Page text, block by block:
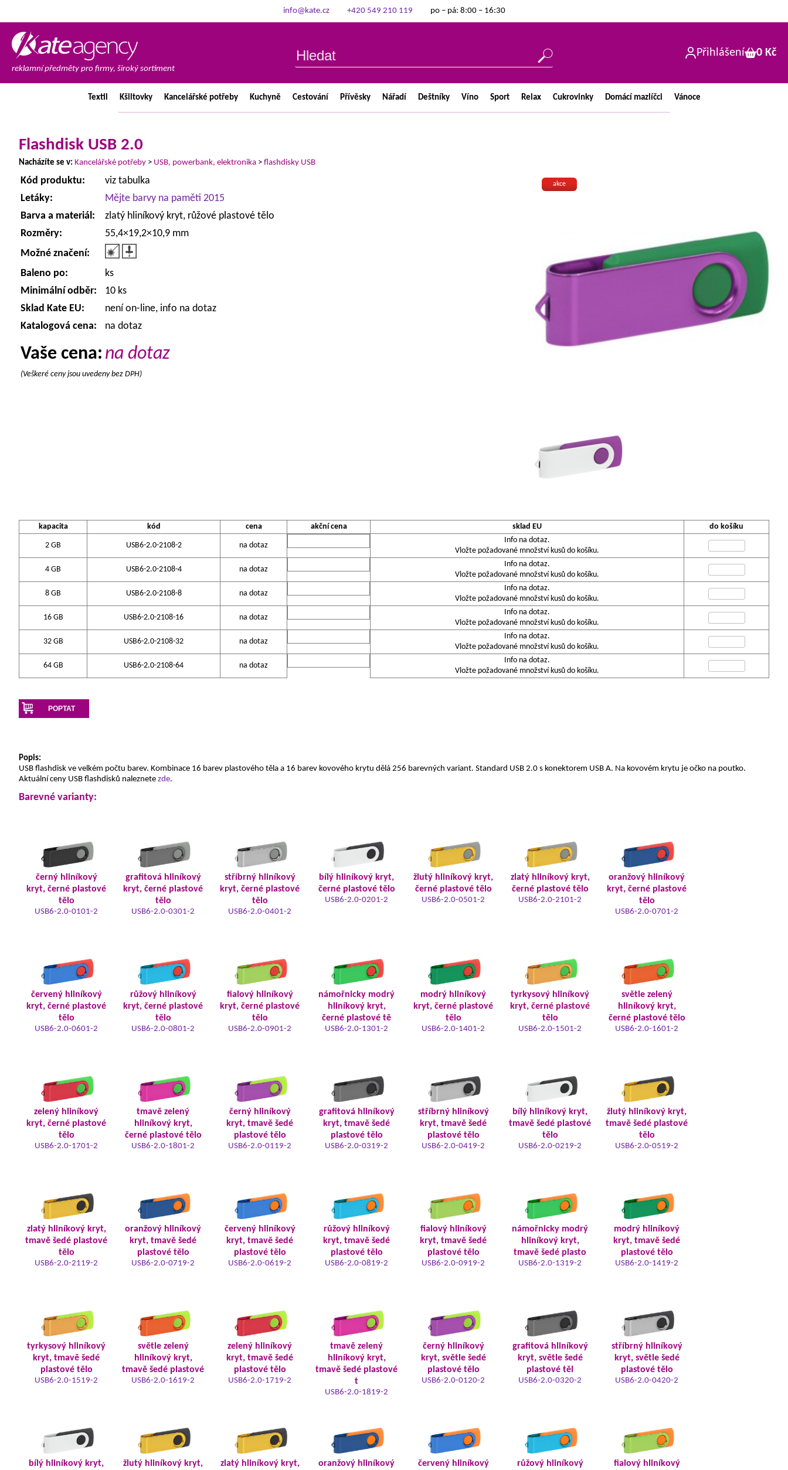
info@kate.cz +420 549 210 119 po – pá: 8:00 – 16:30
reklamní předměty pro firmy, široký sortiment
Přihlášení 0 Kč
Textil Kšiltovky Kancelářské potřeby Kuchyně Cestování Přívěsky Nářadí Deštníky Víno Sport Relax Cukrovinky Domácí mazlíčci Vánoce
Flashdisk USB 2.0
Nacházíte se v: Kancelářské potřeby > USB, powerbank, elektronika > flashdisky USB
akce
Kód produktu:
viz tabulka
Letáky:
Mějte barvy na paměti 2015
Barva a materiál:
zlatý hliníkový kryt, růžové plastové tělo
Rozměry:
55,4×19,2×10,9 mm
Možné značení:
Baleno po:
ks
Minimální odběr:
10 ks
Sklad Kate EU:
není on-line, info na dotaz
Katalogová cena:
na dotaz
Vaše cena: na dotaz
(Veškeré ceny jsou uvedeny bez DPH)
kapacita kód cena akční cena sklad EU do košíku
2 GB USB6-2.0-2108-2 na dotaz
Info na dotaz.
Vložte požadované množství kusů do košíku.
4 GB USB6-2.0-2108-4 na dotaz
Info na dotaz.
Vložte požadované množství kusů do košíku.
8 GB USB6-2.0-2108-8 na dotaz
Info na dotaz.
Vložte požadované množství kusů do košíku.
16 GB USB6-2.0-2108-16 na dotaz
Info na dotaz.
Vložte požadované množství kusů do košíku.
32 GB USB6-2.0-2108-32 na dotaz
Info na dotaz.
Vložte požadované množství kusů do košíku.
64 GB USB6-2.0-2108-64 na dotaz
Info na dotaz.
Vložte požadované množství kusů do košíku.
POPTAT
Popis:
USB flashdisk ve velkém počtu barev. Kombinace 16 barev plastového těla a 16 barev kovového krytu dělá 256 barevných variant. Standard USB 2.0 s konektorem USB A. Na kovovém krytu je očko na poutko.
Aktuální ceny USB flashdisků naleznete zde.
Barevné varianty:
černý hliníkový
kryt, černé plastové
tělo
USB6-2.0-0101-2
grafitová hliníkový
kryt, černé plastové
tělo
USB6-2.0-0301-2
stříbrný hliníkový
kryt, černé plastové
tělo
USB6-2.0-0401-2
bílý hliníkový kryt,
černé plastové tělo
USB6-2.0-0201-2
žlutý hliníkový kryt,
černé plastové tělo
USB6-2.0-0501-2
zlatý hliníkový kryt,
černé plastové tělo
USB6-2.0-2101-2
oranžový hliníkový
kryt, černé plastové
tělo
USB6-2.0-0701-2
červený hliníkový
kryt, černé plastové
tělo
USB6-2.0-0601-2
růžový hliníkový
kryt, černé plastové
tělo
USB6-2.0-0801-2
fialový hliníkový
kryt, černé plastové
tělo
USB6-2.0-0901-2
námořnicky modrý
hliníkový kryt,
černé plastové tě
USB6-2.0-1301-2
modrý hliníkový
kryt, černé plastové
tělo
USB6-2.0-1401-2
tyrkysový hliníkový
kryt, černé plastové
tělo
USB6-2.0-1501-2
světle zelený
hliníkový kryt,
černé plastové tělo
USB6-2.0-1601-2
zelený hliníkový
kryt, černé plastové
tělo
USB6-2.0-1701-2
tmavě zelený
hliníkový kryt,
černé plastové tělo
USB6-2.0-1801-2
černý hliníkový
kryt, tmavě šedé
plastové tělo
USB6-2.0-0119-2
grafitová hliníkový
kryt, tmavě šedé
plastové tělo
USB6-2.0-0319-2
stříbrný hliníkový
kryt, tmavě šedé
plastové tělo
USB6-2.0-0419-2
bílý hliníkový kryt,
tmavě šedé plastové
tělo
USB6-2.0-0219-2
žlutý hliníkový kryt,
tmavě šedé plastové
tělo
USB6-2.0-0519-2
zlatý hliníkový kryt,
tmavě šedé plastové
tělo
USB6-2.0-2119-2
oranžový hliníkový
kryt, tmavě šedé
plastové tělo
USB6-2.0-0719-2
červený hliníkový
kryt, tmavě šedé
plastové tělo
USB6-2.0-0619-2
růžový hliníkový
kryt, tmavě šedé
plastové tělo
USB6-2.0-0819-2
fialový hliníkový
kryt, tmavě šedé
plastové tělo
USB6-2.0-0919-2
námořnicky modrý
hliníkový kryt,
tmavě šedé plasto
USB6-2.0-1319-2
modrý hliníkový
kryt, tmavě šedé
plastové tělo
USB6-2.0-1419-2
tyrkysový hliníkový
kryt, tmavě šedé
plastové tělo
USB6-2.0-1519-2
světle zelený
hliníkový kryt,
tmavě šedé plastové
USB6-2.0-1619-2
zelený hliníkový
kryt, tmavě šedé
plastové tělo
USB6-2.0-1719-2
tmavě zelený
hliníkový kryt,
tmavě šedé plastové
t
USB6-2.0-1819-2
černý hliníkový
kryt, světle šedé
plastové tělo
USB6-2.0-0120-2
grafitová hliníkový
kryt, světle šedé
plastové těl
USB6-2.0-0320-2
stříbrný hliníkový
kryt, světle šedé
plastové tělo
USB6-2.0-0420-2
bílý hliníkový kryt,
žlutý hliníkový kryt,
zlatý hliníkový kryt,
oranžový hliníkový
červený hliníkový
růžový hliníkový
fialový hliníkový